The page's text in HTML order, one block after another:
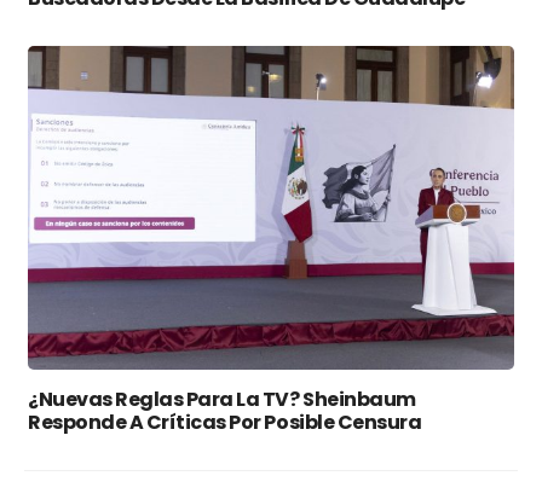
¿Nuevas Reglas Para La TV? Sheinbaum
Responde A Críticas Por Posible Censura